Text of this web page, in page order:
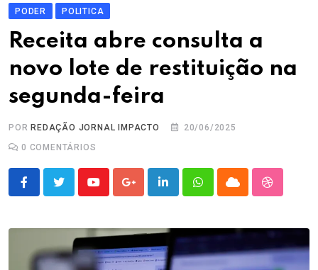
PODER POLITICA
Receita abre consulta a
novo lote de restituição na
segunda-feira
POR REDAÇÃO JORNAL IMPACTO
20/06/2025
0 COMENTÁRIOS
YoutubeGoogle+LinkedInWhatsappCloud